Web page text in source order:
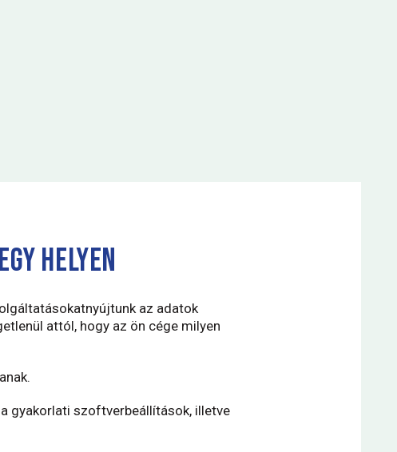
HELYEN
az adatok
attól, hogy az ön cége milyen
gyakorlati szoftverbeállítások, illetve